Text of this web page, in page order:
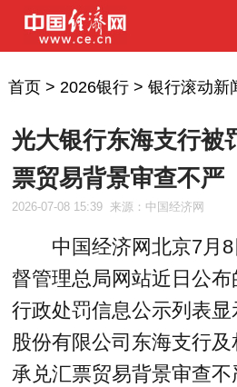
首页> 2026银行> 银行滚动新
光大银行东海支行被
票贸易背景审查不严
2026-07-08 15:39 来源：中国经济网
中国经济网北京7月
督管理总局网站近日公
行政处罚信息公示列表
股份有限公司东海支行
承兑汇票贸易背景审查